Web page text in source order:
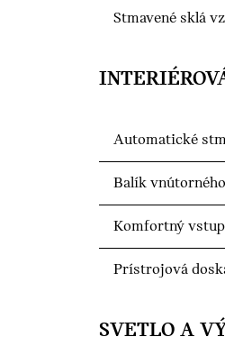
Stmavené sklá
Automatické
Balík
Komfortný
Prístrojová
SVETLO A